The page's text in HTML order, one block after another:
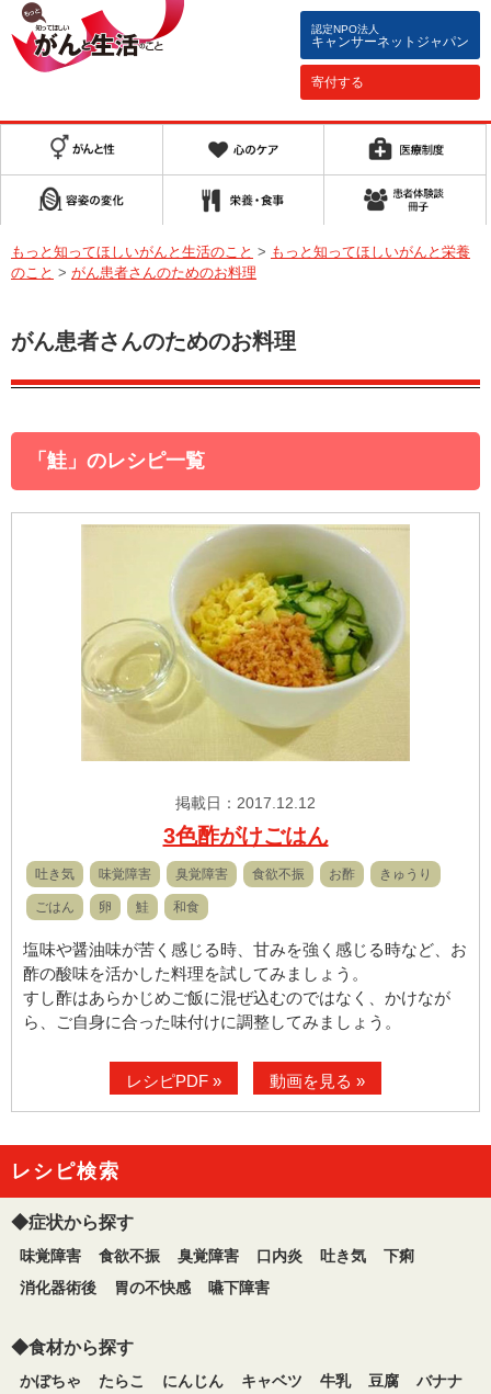
認定NPO法人
キャンサーネットジャパン
寄付する
もっと知ってほしいがんと生活のこと > もっと知ってほしいがんと栄養
のこと > がん患者さんのためのお料理
がん患者さんのためのお料理
「鮭」のレシピ一覧
掲載日：2017.12.12
3色酢がけごはん
吐き気 味覚障害 臭覚障害 食欲不振 お酢 きゅうり
ごはん 卵 鮭 和食
塩味や醤油味が苦く感じる時、甘みを強く感じる時など、お
酢の酸味を活かした料理を試してみましょう。
すし酢はあらかじめご飯に混ぜ込むのではなく、かけなが
ら、ご自身に合った味付けに調整してみましょう。
レシピPDF » 動画を見る »
レシピ検索
◆症状から探す
味覚障害 食欲不振 臭覚障害 口内炎 吐き気
下痢
消化器術後
胃の不快感 嚥下障害
◆食材から探す
かぼちゃ たらこ にんじん キャベツ 牛乳 豆腐
バナナ